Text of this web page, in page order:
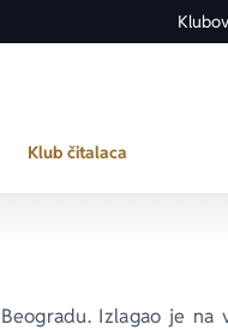
Klub čitalaca
Izlagao je na